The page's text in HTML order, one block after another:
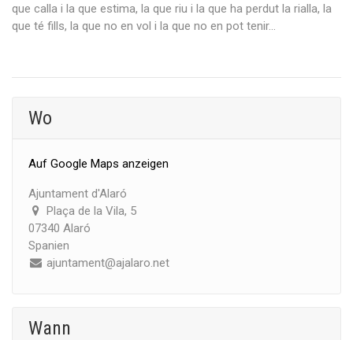
que calla i la que estima, la que riu i la que ha perdut la rialla, la
que té fills, la que no en vol i la que no en pot tenir...
Wo
Auf Google Maps anzeigen
Ajuntament d'Alaró
Plaça de la Vila, 5
07340 Alaró
Spanien
ajuntament@ajalaro.net
Wann